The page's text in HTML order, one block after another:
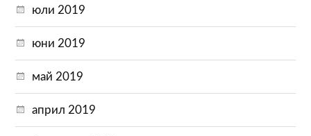
юли 2019
юни 2019
май 2019
април 2019